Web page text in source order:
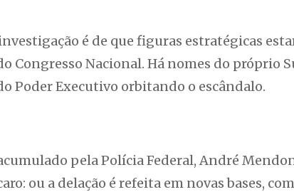
é de que figuras estratégicas
Congresso Nacional. Há nomes do próprio
Poder Executivo orbitando o escândalo.
pela Polícia Federal, André
ou a delação é refeita em novas bases,